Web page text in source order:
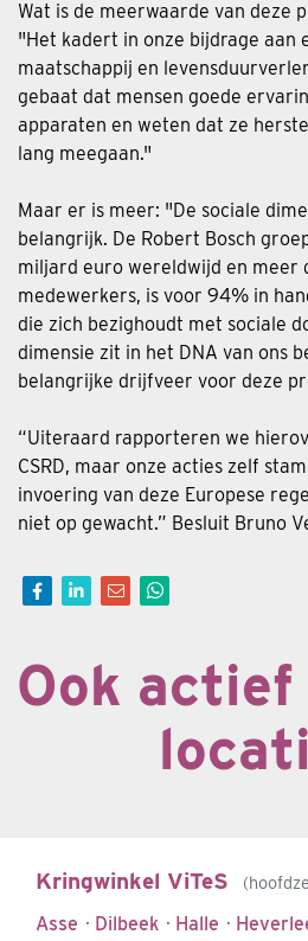
Wat is de meerwaarde van deze
"Het kadert in onze bijdrage aan
maatschappij en
gebaat dat mensen goede
apparaten en weten dat ze
lang meegaan."
Maar er is meer: "De sociale
belangrijk. De Robert Bosch
miljard euro wereldwijd en meer
medewerkers, is voor 94% in
die zich bezighoudt met sociale
dimensie zit in het DNA van ons
belangrijke drijfveer voor deze
“Uiteraard rapporteren we
CSRD, maar onze acties zelf
invoering van deze Europese
niet op gewacht.” Besluit Bruno
Ook actief
Kringwinkel ViTeS
Asse · Dilbeek · Halle ·